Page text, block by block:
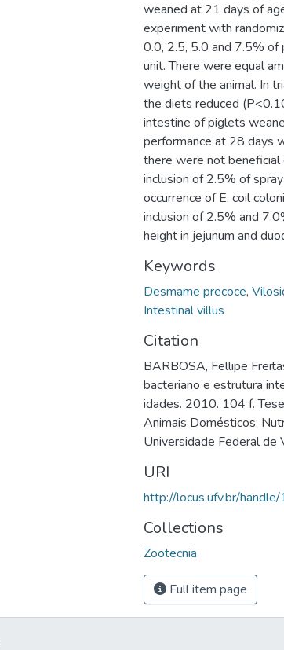
weaned at 21 days of
experiment with
0.0, 2.5, 5.0 and 7.5% of
unit. There were equal
weight of the animal. In
the diets reduced
intestine of piglets
performance at 28 days
there were not
inclusion of 2.5% of
occurrence of E. coil
inclusion of 2.5% and
height in jejunum and
Keywords
Desmame precoce,
Intestinal villus
Citation
BARBOSA, Fellipe
bacteriano e estrutura
idades. 2010. 104 f.
Animais Domésticos;
Universidade Federal de
URI
http://locus.ufv.br/
Collections
Zootecnia
Full item page